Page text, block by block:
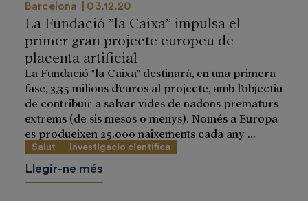
Barcelona 03.12.20
La Fundació ”la Caixa” impulsa el
primer gran projecte europeu de
placenta artificial
La Fundació "la Caixa" destinarà, en una primera
fase, 3,35 milions d’euros al projecte, amb l’objectiu
de contribuir a salvar vides de nadons prematurs
extrems (de sis mesos o menys). Només a Europa
es produeixen 25.000 naixements cada any ...
Salut Investigacio científica
Llegir-ne més